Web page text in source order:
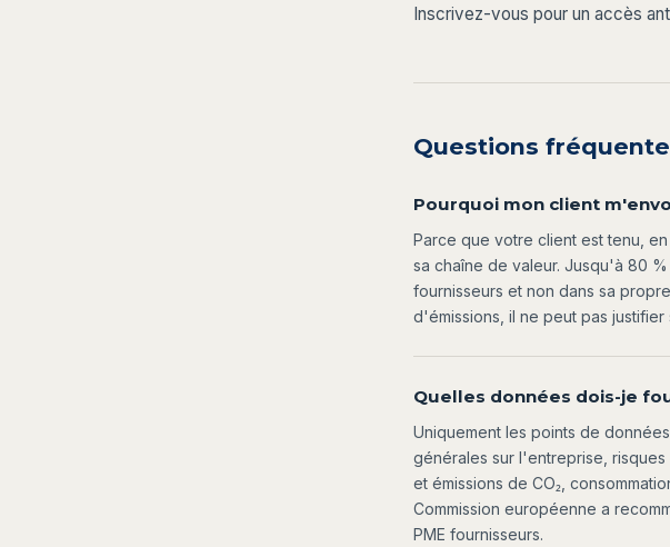
Inscrivez-vous pour un accès
Questions
Pourquoi mon client
Parce que votre client est tenu,
sa chaîne de valeur. Jusqu'à 80
fournisseurs et non dans sa
d'émissions, il ne peut pas
Quelles données dois-je
Uniquement les points de
générales sur l'entreprise,
et émissions de CO₂,
Commission européenne a
PME fournisseurs.